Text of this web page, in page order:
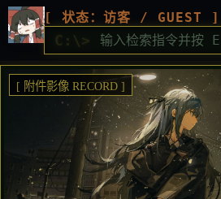
[ 状态：访客 / GUEST ]
C:\>
[ 附件影像 RECORD ]